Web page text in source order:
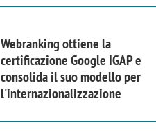
Webranking ottiene la
certificazione Google IGAP e
consolida il suo modello per
l'internazionalizzazione